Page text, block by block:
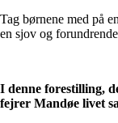
Tag børnene med på
en sjov og
I denne forestilling,
fejrer Mandøe livet